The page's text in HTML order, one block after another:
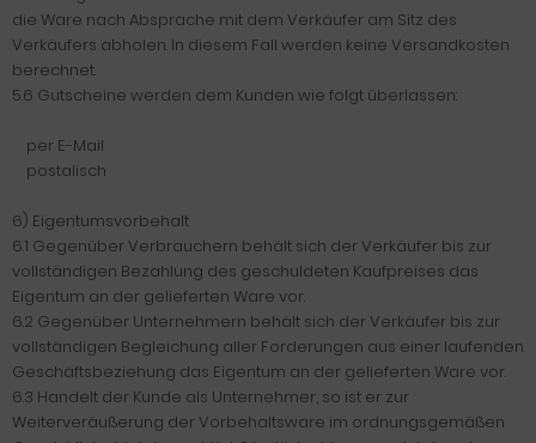
die Ware nach Absprache mit dem Verkäufer am Sitz des
Verkäufers abholen. In diesem Fall werden keine Versandkosten
berechnet.
5.6 Gutscheine werden dem Kunden wie folgt überlassen:
per E-Mail
postalisch
6) Eigentumsvorbehalt
6.1 Gegenüber Verbrauchern behält sich der Verkäufer bis zur
vollständigen Bezahlung des geschuldeten Kaufpreises das
Eigentum an der gelieferten Ware vor.
6.2 Gegenüber Unternehmern behält sich der Verkäufer bis zur
vollständigen Begleichung aller Forderungen aus einer laufenden
Geschäftsbeziehung das Eigentum an der gelieferten Ware vor.
6.3 Handelt der Kunde als Unternehmer, so ist er zur
Weiterveräußerung der Vorbehaltsware im ordnungsgemäßen